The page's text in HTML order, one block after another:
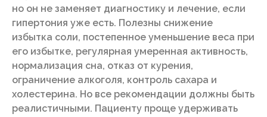
но он не заменяет диагностику и лечение, если
гипертония уже есть. Полезны снижение
избытка соли, постепенное уменьшение веса при
его избытке, регулярная умеренная активность,
нормализация сна, отказ от курения,
ограничение алкоголя, контроль сахара и
холестерина. Но все рекомендации должны быть
реалистичными. Пациенту проще удерживать